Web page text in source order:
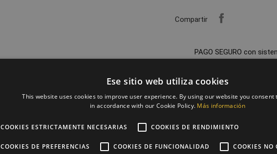
Compartir
PAGO SEGURO con
ENTREGA 24/48H tras
ENVÍO GRATIS con
Ese sitio web utiliza cookies
This website uses cookies to improve user experience. By using our website you consent
in accordance with our Cookie Policy. Más información
COOKIES ESTRICTAMENTE NECESARIAS COOKIES DE RENDIMIENTO
COOKIES DE PREFERENCIAS COOKIES DE FUNCIONALIDAD COOKIES NO